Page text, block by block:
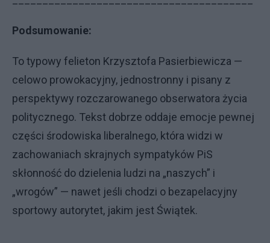
Podsumowanie:
To typowy felieton Krzysztofa Pasierbiewicza —
celowo prowokacyjny, jednostronny i pisany z
perspektywy rozczarowanego obserwatora życia
politycznego. Tekst dobrze oddaje emocje pewnej
części środowiska liberalnego, która widzi w
zachowaniach skrajnych sympatyków PiS
skłonność do dzielenia ludzi na „naszych” i
„wrogów” — nawet jeśli chodzi o bezapelacyjny
sportowy autorytet, jakim jest Świątek.